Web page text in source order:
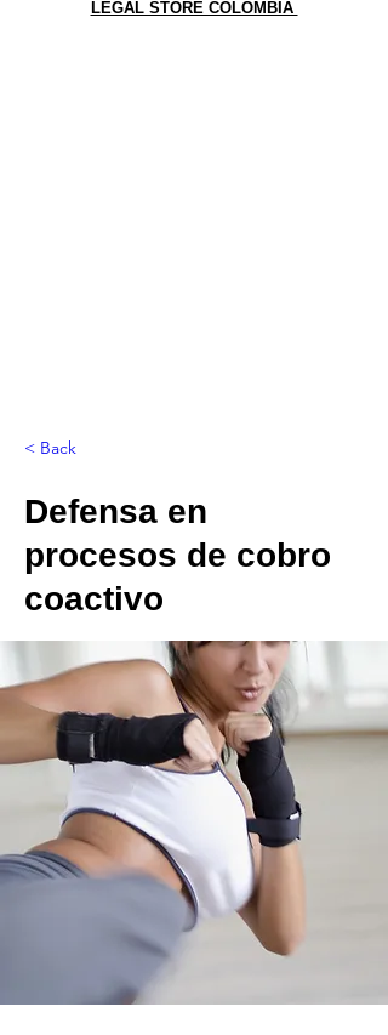
LEGAL STORE COLOMBIA
< Back
Defensa en
procesos de cobro
coactivo